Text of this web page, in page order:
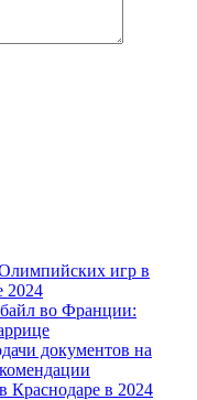
игр в
2024
во Франции:
документов на
Краснодаре в 2024